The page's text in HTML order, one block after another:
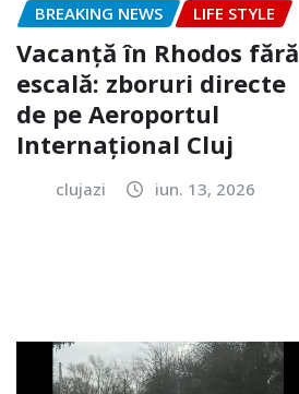
BREAKING NEWS LIFE STYLE
Vacanță în Rhodos fără
escală: zboruri directe
de pe Aeroportul
Internațional Cluj
clujazi iun. 13, 2026